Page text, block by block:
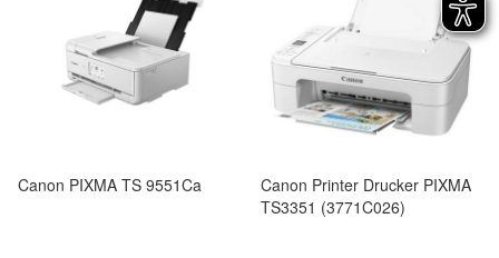
Canon PIXMA TS 9551Ca
Canon Printer Drucker PIXMA
TS3351 (3771C026)